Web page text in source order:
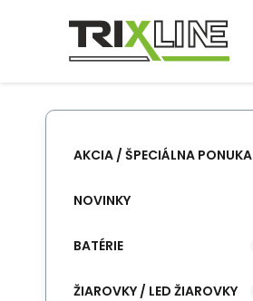
AKCIA / ŠPECIÁLNA PONUKA
NOVINKY
BATÉRIE
ŽIAROVKY / LED ŽIAROVKY